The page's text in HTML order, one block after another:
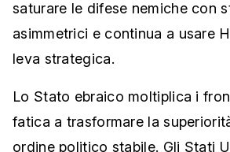
saturare le difese nemiche con
asimmetrici e continua a usare
leva strategica.
Lo Stato ebraico moltiplica i
fatica a trasformare la
ordine politico stabile. Gli Stati